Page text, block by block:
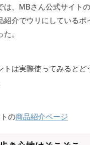
は、MBさん公式サイト
紹介でウリにしているポ
。
トは実際使ってみるとど
の商品紹介ページ